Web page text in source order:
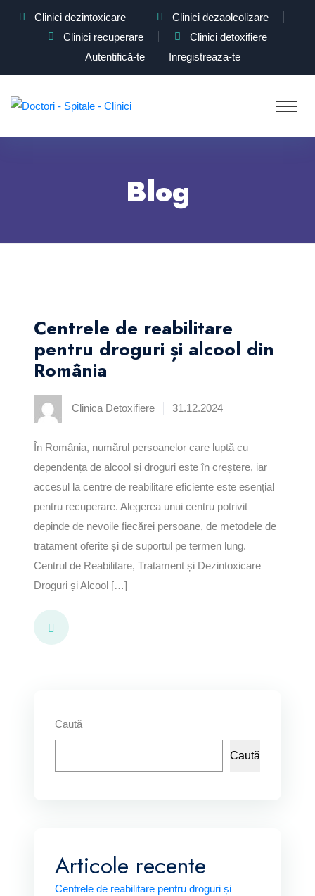
Clinici dezintoxicare
Clinici dezaolcolizare
Clinici recuperare
Clinici detoxifiere
Autentifică-te
Inregistreaza-te
Blog
Centrele de reabilitare
pentru droguri și alcool din
România
Clinica Detoxifiere 31.12.2024
În România, numărul persoanelor care luptă cu
dependența de alcool și droguri este în creștere, iar
accesul la centre de reabilitare eficiente este esențial
pentru recuperare. Alegerea unui centru potrivit
depinde de nevoile fiecărei persoane, de metodele de
tratament oferite și de suportul pe termen lung.
Centrul de Reabilitare, Tratament și Dezintoxicare
Droguri și Alcool […]
Caută
Caută
Articole recente
Centrele de reabilitare pentru droguri și